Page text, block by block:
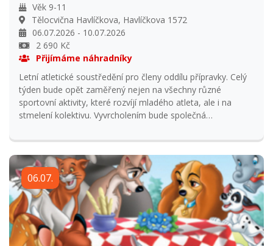
Věk 9-11
Tělocvična Havlíčkova, Havlíčkova 1572
06.07.2026 - 10.07.2026
2 690 Kč
Přijímáme náhradníky
Letní atletické soustředění pro členy oddílu přípravky. Celý
týden bude opět zaměřený nejen na všechny různé
sportovní aktivity, které rozvíjí mladého atleta, ale i na
stmelení kolektivu. Vyvrcholením bude společná
souboje. Tábor bude probíhat denně od 8 do 16 hodin,
předposlední den s přespáním. Těšit se bude stejná
sestava trenérů jako na loňském kempu. Přihlašování od
1.1.2026 do 31.5.2026 Přihlášení po uzavření přihlašování
navýšení ceny o 15% z ceny tábora a odsouhlasení s
vedoucím tábora Storno podmínky: Vratka 95% při
odhlášení do 31. května. Vratka 50% při odhlášení od 31.
května do začátku tábora. Vratka 0% při odhlášení na
začátku tábora.
06.07.